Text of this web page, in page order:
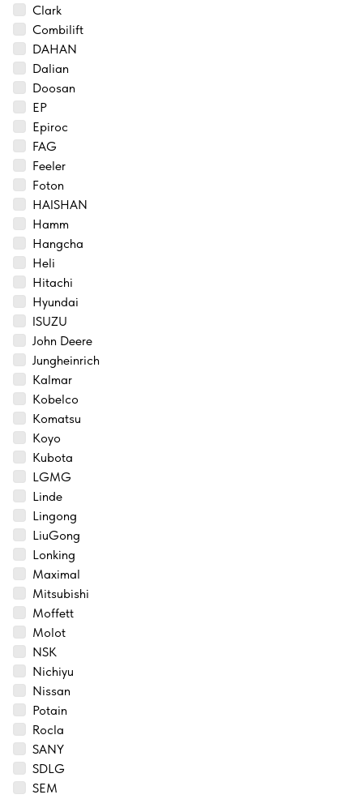
Clark
Combilift
DAHAN
Dalian
Doosan
EP
Epiroc
FAG
Feeler
Foton
HAISHAN
Hamm
Hangcha
Heli
Hitachi
Hyundai
ISUZU
John Deere
Jungheinrich
Kalmar
Kobelco
Komatsu
Koyo
Kubota
LGMG
Linde
Lingong
LiuGong
Lonking
Maximal
Mitsubishi
Moffett
Molot
NSK
Nichiyu
Nissan
Potain
Rocla
SANY
SDLG
SEM